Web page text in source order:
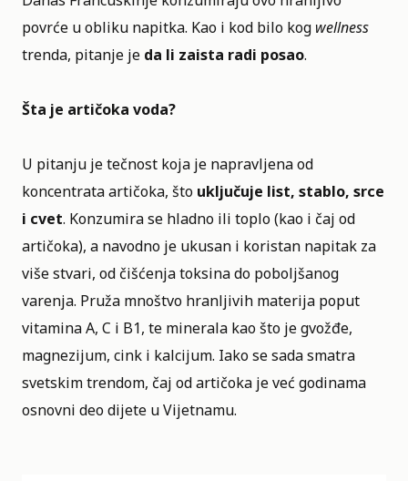
povrće u obliku napitka. Kao i kod bilo kog wellness
trenda, pitanje je da li zaista radi posao.
Šta je artičoka voda?
U pitanju je tečnost koja je napravljena od
koncentrata artičoka, što uključuje list, stablo, srce
i cvet. Konzumira se hladno ili toplo (kao i čaj od
artičoka), a navodno je ukusan i koristan napitak za
više stvari, od čišćenja toksina do poboljšanog
varenja. Pruža mnoštvo hranljivih materija poput
vitamina A, C i B1, te minerala kao što je gvožđe,
magnezijum, cink i kalcijum. Iako se sada smatra
svetskim trendom, čaj od artičoka je već godinama
osnovni deo dijete u Vijetnamu.